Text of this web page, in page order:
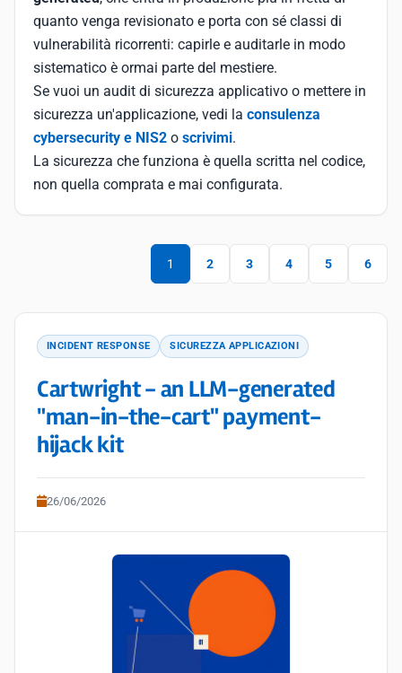
quanto venga revisionato e porta con sé classi di
vulnerabilità ricorrenti: capirle e auditarle in modo
sistematico è ormai parte del mestiere.
Se vuoi un audit di sicurezza applicativo o mettere in
sicurezza un'applicazione, vedi la consulenza
cybersecurity e NIS2 o scrivimi.
La sicurezza che funziona è quella scritta nel codice,
non quella comprata e mai configurata.
1 2 3 4 5 6
INCIDENT RESPONSE SICUREZZA APPLICAZIONI
Cartwright - an LLM-generated
"man-in-the-cart" payment-
hijack kit
26/06/2026